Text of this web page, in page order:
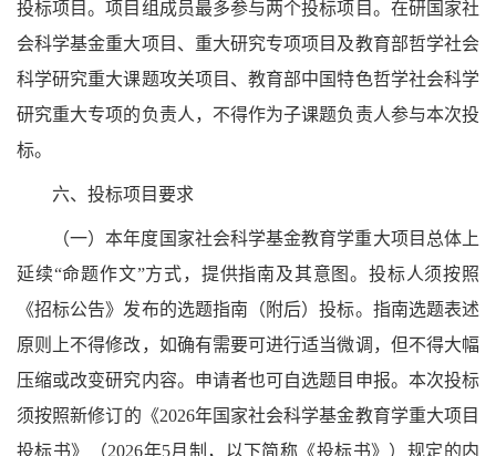
投标项目。项目组成员最多参与两个投标项目。在研国家社
会科学基金重大项目、重大研究专项项目及教育部哲学社会
科学研究重大课题攻关项目、教育部中国特色哲学社会科学
研究重大专项的负责人，不得作为子课题负责人参与本次投
标。
六、投标项目要求
（一）本年度国家社会科学基金教育学重大项目总体上
延续“命题作文”方式，提供指南及其意图。投标人须按照
《招标公告》发布的选题指南（附后）投标。指南选题表述
原则上不得修改，如确有需要可进行适当微调，但不得大幅
压缩或改变研究内容。申请者也可自选题目申报。本次投标
须按照新修订的《2026年国家社会科学基金教育学重大项目
投标书》（2026年5月制，以下简称《投标书》）规定的内